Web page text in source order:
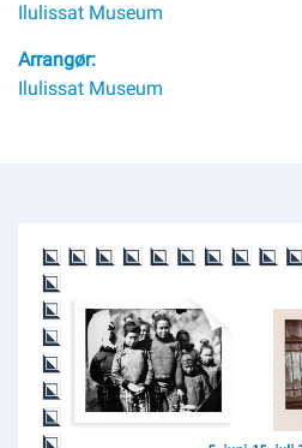
Ilulissat Museum
Arrangør:
Ilulissat Museum